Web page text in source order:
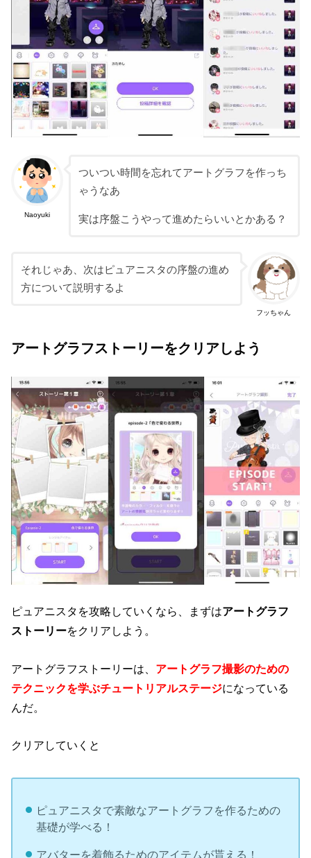
Naoyuki
ついつい時間を忘れてアートグラフを作っち
ゃうなあ
実は序盤こうやって進めたらいいとかある？
フッちゃん
それじゃあ、次はピュアニスタの序盤の進め
方について説明するよ
アートグラフストーリーをクリアしよう
ピュアニスタを攻略していくなら、まずはアートグラフ
ストーリーをクリアしよう。
アートグラフストーリーは、 アートグラフ撮影のための
テクニックを学ぶチュートリアルステージになっている
んだ。
クリアしていくと
ピュアニスタで素敵なアートグラフを作るための
基礎が学べる！
アバターを着飾るためのアイテムが貰える！